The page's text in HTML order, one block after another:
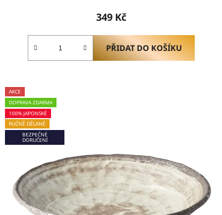
349 Kč
PŘIDAT DO KOŠÍKU
AKCE
DOPRAVA ZDARMA
100% JAPONSKÉ
RUČNĚ DĚLANÉ
BEZPEČNÉ
DORUČENÍ